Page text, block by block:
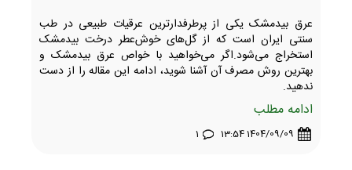
عرق بیدمشک یکی از پرطرفدارترین عرقیات طبیعی در طب
سنتی ایران است که از گل‌های خوش‌عطر درخت بیدمشک
استخراج می‌شود.اگر می‌خواهید با خواص عرق بیدمشک و
بهترین روش مصرف آن آشنا شوید، ادامه این مقاله را از دست
ندهید.
ادامه مطلب
1404/09/09 13:54
1